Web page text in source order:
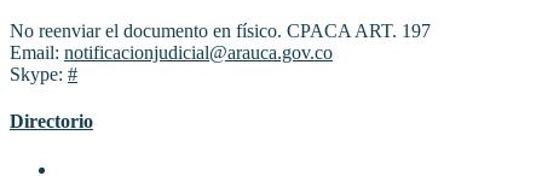
No reenviar el documento en físico. CPACA ART. 197
Email: notificacionjudicial@arauca.gov.co
Skype: #
Directorio